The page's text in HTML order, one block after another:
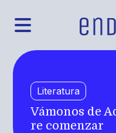
Literatura
Vámonos de
re comenzar